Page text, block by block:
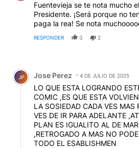
Fuentevieja se te nota mucho
Presidente. ¡Será porque no
paga la rea! Se nota
RESPONDER 3 2
Comentario de Jose Perez.
JP Jose Perez 4 DE JULIO DE 2025
LO QUE ESTA LOGRANDO
COMIC ,ES QUE ESTA
LA SOSIEDAD CADA VES MAS
VES DE IR PARA ADELANTE
PLAN ES IGUALITO AL DE
,RETROGADO A MAS NO
TODO EL ESABLISHMEN